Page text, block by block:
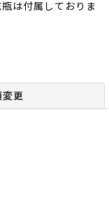
は付属しておりま
変更